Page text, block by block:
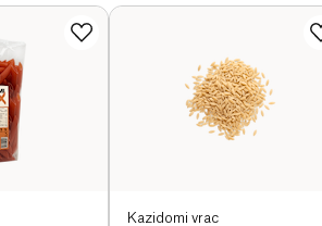
Kazidomi vrac